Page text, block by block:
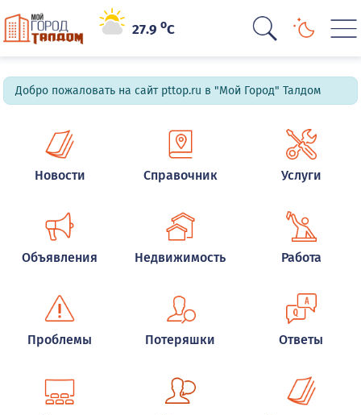
27.9oC
Добро пожаловать на сайт pttop.ru в "Мой Город" Талдом
Новости Справочник Услуги
Объявления Недвижимость Работа
Проблемы Потеряшки Ответы